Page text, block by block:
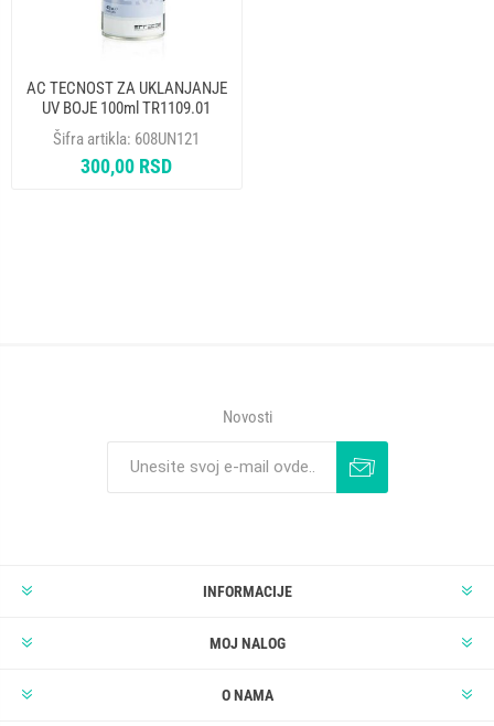
AC TECNOST ZA UKLANJANJE
UV BOJE 100ml TR1109.01
ERRECOM
Šifra artikla: 608UN121
300,00 RSD
Novosti
INFORMACIJE
MOJ NALOG
O NAMA